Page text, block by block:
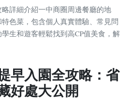
詳細介紹一中商圈周邊餐廳的地
色菜，包含個人真實體驗、常見問
生和遊客輕鬆找到高CP值美食，解
早入園全攻略：省
好處大公開